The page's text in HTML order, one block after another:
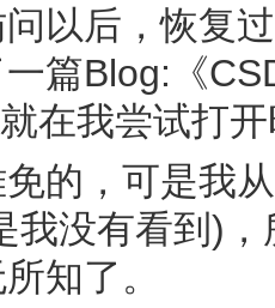
以后，恢复
篇Blog:《
在我尝试打
的，可是我
我没有看到)
知了。